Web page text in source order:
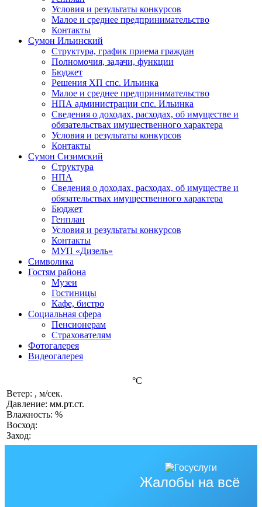
Условия и результаты конкурсов
Малое и среднее предпринимательство
Контакты
Сумон Ильинский
Структура, график приема граждан
Полномочия, задачи, функции
Бюджет
Решения ХП спс. Ильинка
Малое и среднее предпринимательство
НПА администрации спс. Ильинка
Сведения о доходах, расходах, об имуществе и
обязательствах имущественного характера
Условия и результаты конкурсов
Контакты
Сумон Сизимский
Структура
НПА
Сведения о доходах, расходах, об имуществе и
обязательствах имущественного характера
Бюджет
Генплан
Условия и результаты конкурсов
Контакты
МУП «Дизель»
Символика
Гостям района
Музеи
Гостиницы
Кафе, бистро
Социальная сфера
Пенсионерам
Страхователям
Фотогалерея
Видеогалерея
°C
Ветер: , м/сек.
Давление: мм.рт.ст.
Влажность: %
Восход:
Заход:
Жалобы на всё